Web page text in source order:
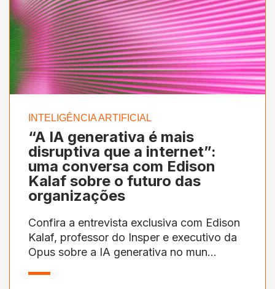
INTELIGÊNCIA ARTIFICIAL
“A IA generativa é mais
disruptiva que a internet”:
uma conversa com Edison
Kalaf sobre o futuro das
organizações
Confira a entrevista exclusiva com Edison
Kalaf, professor do Insper e executivo da
Opus sobre a IA generativa no mun...